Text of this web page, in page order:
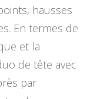
hausses
En termes de
et la
de tête avec
par